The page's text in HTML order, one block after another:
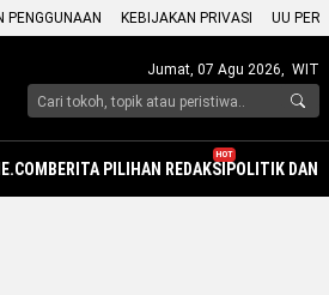
PENGGUNAAN KEBIJAKAN PRIVASI UU
Jumat, 07 Agu 2026, WIT
BERITA PILIHAN REDAKSI
HOT
POLITIK DAN